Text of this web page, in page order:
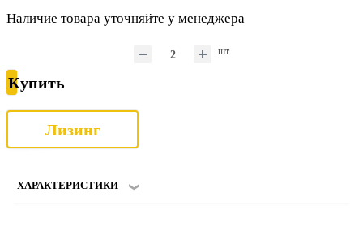
Наличие товара уточняйте у менеджера
шт
Купить
Лизинг
ХАРАКТЕРИСТИКИ